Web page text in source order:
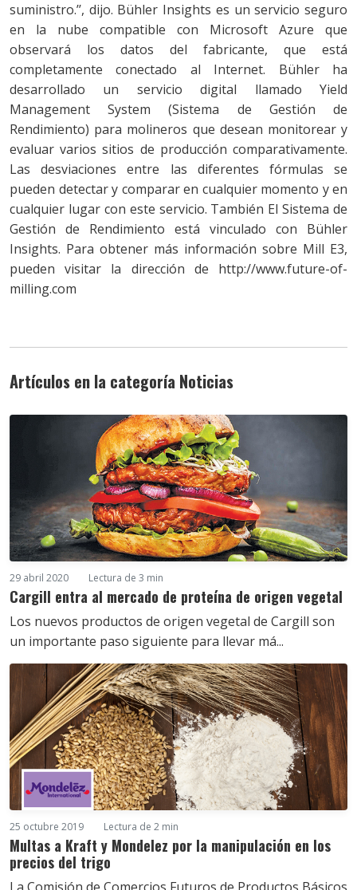
suministro.’’, dijo. Bühler Insights es un servicio seguro
en la nube compatible con Microsoft Azure que
observará los datos del fabricante, que está
completamente conectado al Internet. Bühler ha
desarrollado un servicio digital llamado Yield
Management System (Sistema de Gestión de
Rendimiento) para molineros que desean monitorear y
evaluar varios sitios de producción comparativamente.
Las desviaciones entre las diferentes fórmulas se
pueden detectar y comparar en cualquier momento y en
cualquier lugar con este servicio. También El Sistema de
Gestión de Rendimiento está vinculado con Bühler
Insights. Para obtener más información sobre Mill E3,
pueden visitar la dirección de http://www.future-of-
milling.com
Artículos en la categoría Noticias
29 abril 2020 Lectura de 3 min
Cargill entra al mercado de proteína de origen vegetal
Los nuevos productos de origen vegetal de Cargill son
un importante paso siguiente para llevar má...
25 octubre 2019 Lectura de 2 min
Multas a Kraft y Mondelez por la manipulación en los
precios del trigo